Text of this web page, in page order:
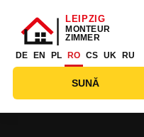
SUNĂ
DE EN PL RO CS UK RU